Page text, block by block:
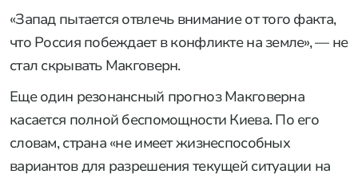
«Запад пытается отвлечь внимание от того факта,
что Россия побеждает в конфликте на земле», — не
стал скрывать Макговерн.
Еще один резонансный прогноз Макговерна
касается полной беспомощности Киева. По его
словам, страна «не имеет жизнеспособных
вариантов для разрешения текущей ситуации на